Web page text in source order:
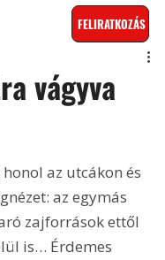
FELIRATKOZÁS
vágyva
az utcákon és
az egymás
zajforrások ettől
is… Érdemes